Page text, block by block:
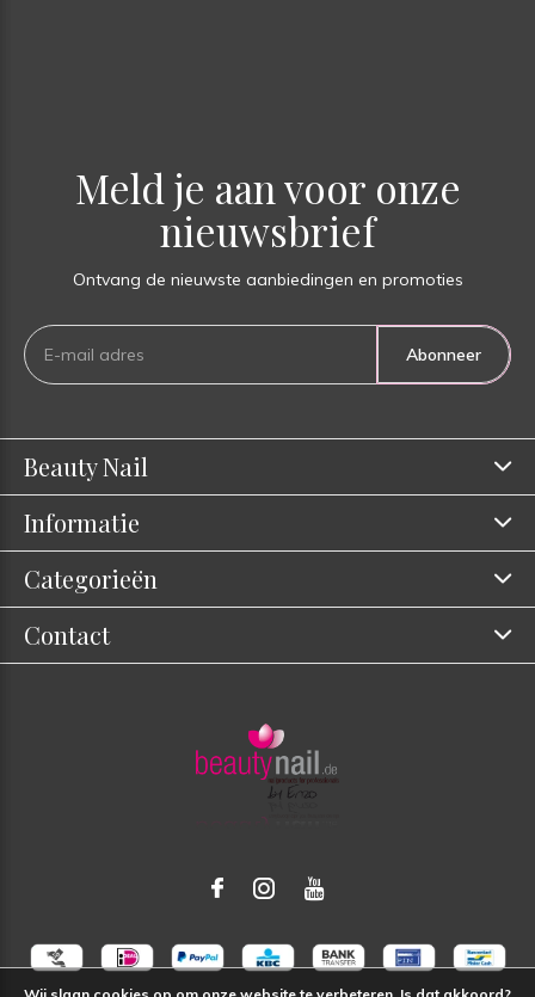
Meld je aan voor onze
nieuwsbrief
Ontvang de nieuwste aanbiedingen en promoties
Abonneer
Beauty Nail
Informatie
Categorieën
Contact